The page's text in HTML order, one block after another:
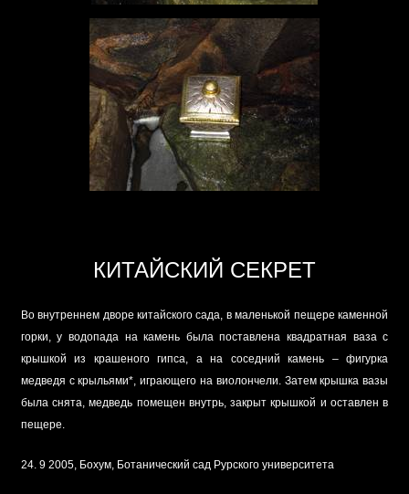
КИТАЙСКИЙ СЕКРЕТ
Во внутреннем дворе китайского сада, в маленькой пещере каменной
горки, у водопада на камень была поставлена квадратная ваза с
крышкой из крашеного гипса, а на соседний камень – фигурка
медведя с крыльями*, играющего на виолончели. Затем крышка вазы
была снята, медведь помещен внутрь, закрыт крышкой и оставлен в
пещере.
24. 9 2005, Бохум, Ботанический сад Рурского университета